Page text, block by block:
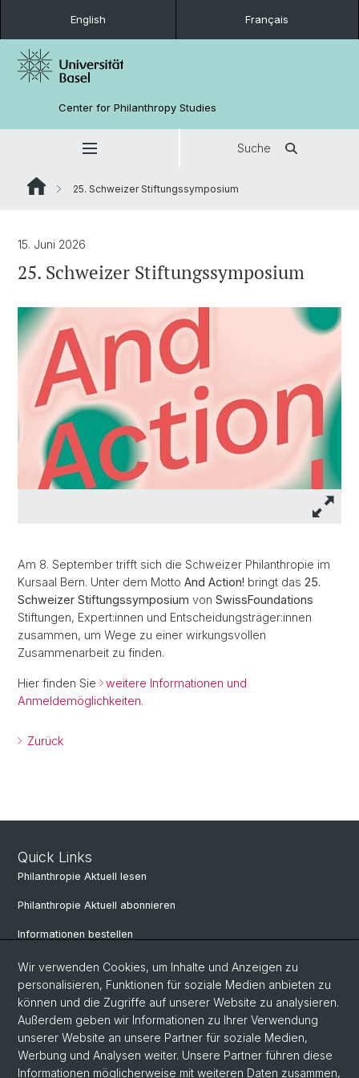
English Français
Center for Philanthropy Studies
Suche
25. Schweizer Stiftungssymposium
15. Juni 2026
25. Schweizer Stiftungssymposium
Am 8. September trifft sich die Schweizer Philanthropie im
Kursaal Bern. Unter dem Motto And Action! bringt das 25.
Schweizer Stiftungssymposium von SwissFoundations
Stiftungen, Expert:innen und Entscheidungsträger:innen
zusammen, um Wege zu einer wirkungsvollen
Zusammenarbeit zu finden.
Hier finden Sie
weitere Informationen und
Anmeldemöglichkeiten.
Zurück
Quick Links
Philanthropie Aktuell lesen
Philanthropie Aktuell abonnieren
Informationen bestellen
Weiterbildungskalender
Anmelden für Weiterbildung
Social Media
LinkedIn
Wir verwenden Cookies, um Inhalte und Anzeigen zu
personalisieren, Funktionen für soziale Medien anbieten zu
können und die Zugriffe auf unserer Website zu analysieren.
Außerdem geben wir Informationen zu Ihrer Verwendung
unserer Website an unsere Partner für soziale Medien,
Werbung und Analysen weiter. Unsere Partner führen diese
Informationen möglicherweise mit weiteren Daten zusammen,